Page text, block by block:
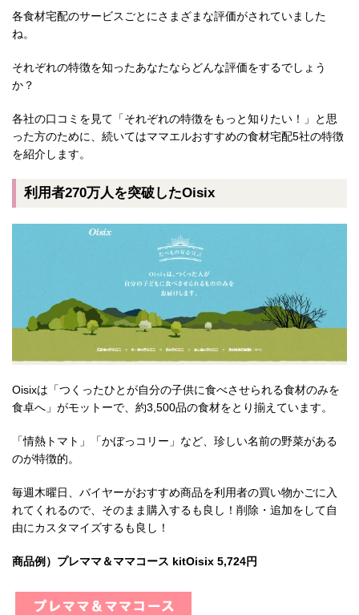
各食材宅配のサービスごとにさまざまな評価がされていました
ね。
それぞれの特徴を知ったあなたならどんな評価をするでしょう
か？
各社の口コミを見て「それぞれの特徴をもっと知りたい！」と思
った方のために、続いてはママエルおすすめの食材宅配5社の特徴
を紹介します。
利用者270万人を突破したOisix
Oisixは「つくったひとが自分の子供に食べさせられる食材のみを
食卓へ」がモットーで、約3,500品の食材をとり揃えています。
「情熱トマト」「かぼっコリー」など、珍しい名前の野菜がある
のが特徴的。
毎週木曜日、バイヤーがおすすめ商品を利用者の買い物かごに入
れてくれるので、そのまま購入するも良し！削除・追加をして自
由にカスタマイズするも良し！
商品例）プレママ＆ママコース kitOisix 5,724円